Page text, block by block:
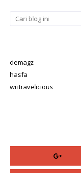
demagz
hasfa
writravelicious